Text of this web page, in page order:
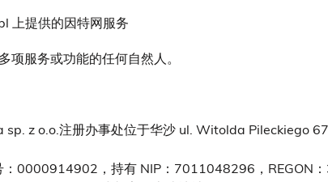
上提供的因特网服务
项服务或功能的任何自然人。
sp. z o.o.注册办事处位于华沙 ul. Witolda Pileckiego
：0000914902，持有 NIP：7011048296，